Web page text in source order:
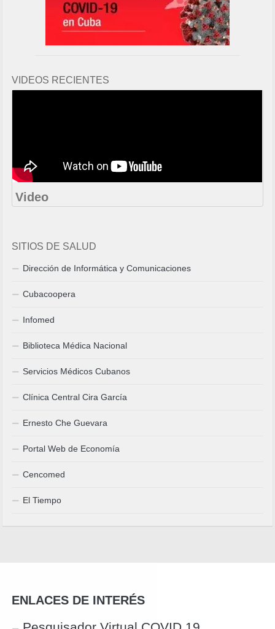
VIDEOS RECIENTES
Video
SITIOS DE SALUD
Dirección de Informática y Comunicaciones
Cubacoopera
Infomed
Biblioteca Médica Nacional
Servicios Médicos Cubanos
Clínica Central Cira García
Ernesto Che Guevara
Portal Web de Economía
Cencomed
El Tiempo
ENLACES DE INTERÉS